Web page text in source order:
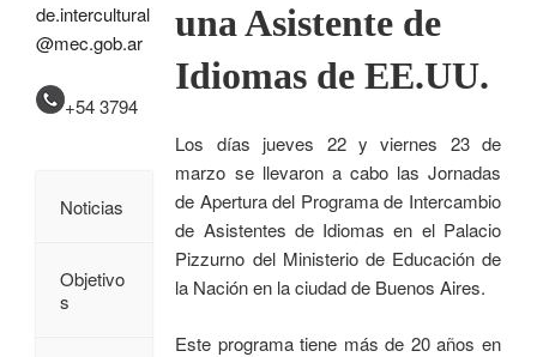
una Asistente de
Idiomas de EE.UU.
Los días jueves 22 y viernes 23 de
marzo se llevaron a cabo las Jornadas
de Apertura del Programa de Intercambio
de Asistentes de Idiomas en el Palacio
Pizzurno del Ministerio de Educación de
la Nación en la ciudad de Buenos Aires.
Este programa tiene más de 20 años en
de.intercultural
@mec.gob.ar
+54 3794
Noticias
Objetivo
s